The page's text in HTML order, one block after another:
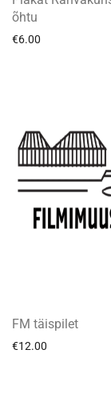
õhtu
€6.00
FM täispilet
€12.00